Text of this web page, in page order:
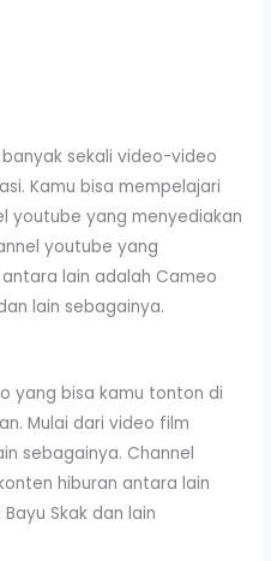
sekali video-video
Kamu bisa mempelajari
youtube yang menyediakan
youtube yang
lain adalah Cameo
lain sebagainya.
yang bisa kamu tonton di
Mulai dari video film
sebagainya. Channel
hiburan antara lain
Skak dan lain